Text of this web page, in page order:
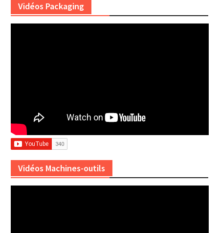
Vidéos Packaging
Vidéos Machines-outils